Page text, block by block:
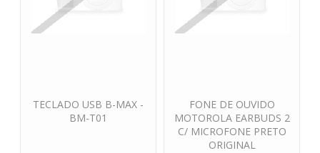
TECLADO USB B-MAX -
BM-T01
FONE DE OUVIDO
MOTOROLA EARBUDS 2
C/ MICROFONE PRETO
ORIGINAL